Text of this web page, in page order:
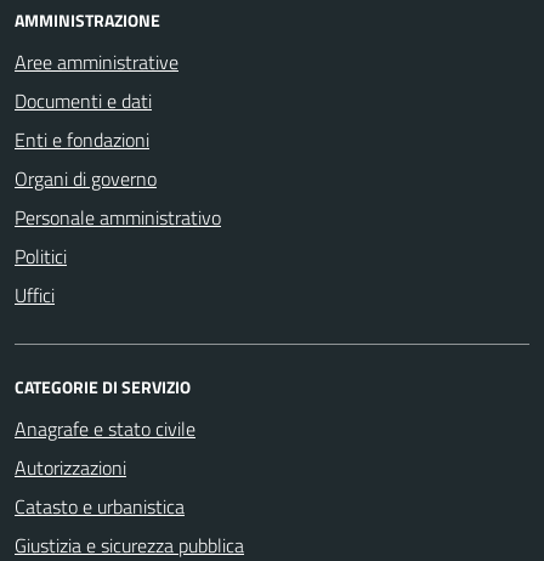
AMMINISTRAZIONE
Aree amministrative
Documenti e dati
Enti e fondazioni
Organi di governo
Personale amministrativo
Politici
Uffici
CATEGORIE DI SERVIZIO
Anagrafe e stato civile
Autorizzazioni
Catasto e urbanistica
Giustizia e sicurezza pubblica